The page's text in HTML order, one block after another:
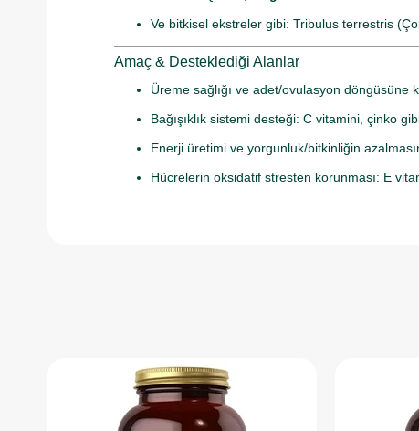
Ve bitkisel ekstreler gibi: Tribulus terrestris
Amaç & Desteklediği Alanlar
Üreme sağlığı ve adet/ovulasyon
Bağışıklık sistemi desteği: C vitamini, çinko
Enerji üretimi ve yorgunluk/bitkinliğin
Hücrelerin oksidatif stresten korunması: E